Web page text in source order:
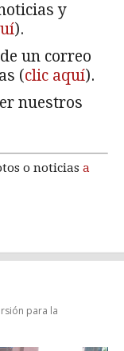
y
).
un correo
(clic aquí).
nuestros
o noticias a